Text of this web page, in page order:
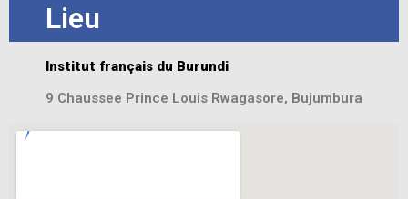
Lieu
Institut français du Burundi
9 Chaussee Prince Louis Rwagasore, Bujumbura